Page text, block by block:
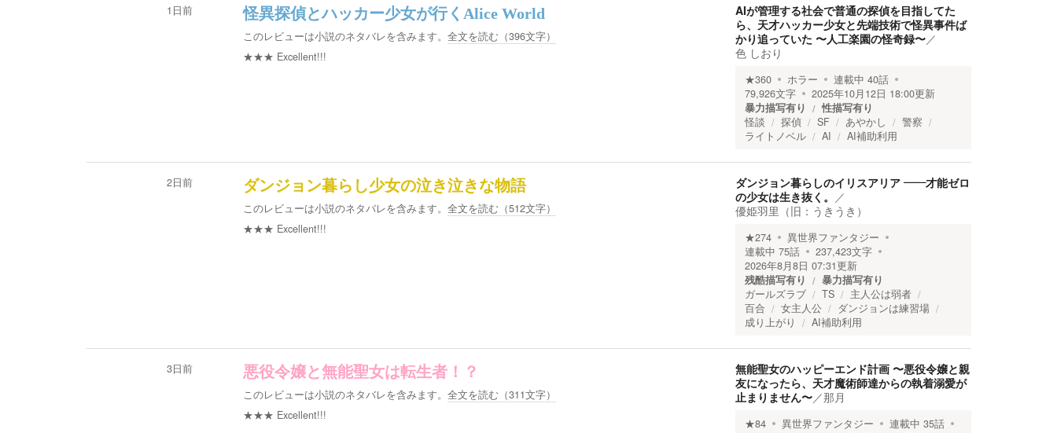
1日前 怪異探偵とハッカー少女が行くAlice World
このレビューは小説のネタバレを含みます。 全文を読む（396文字）
★★★ Excellent!!!
AIが管理する社会で普通の探偵を目指してた
ら、天才ハッカー少女と先端技術で怪異事件ば
かり追っていた 〜人工楽園の怪奇録〜／
色 しおり
★360 ホラー 連載中 40話
79,926文字 2025年10月12日 18:00更新
暴力描写有り
性描写有り
怪談
探偵 SF あやかし
警察
ライトノベル
AI AI補助利用
2日前 ダンジョン暮らし少女の泣き泣きな物語
このレビューは小説のネタバレを含みます。 全文を読む（512文字）
★★★ Excellent!!!
ダンジョン暮らしのイリスアリア ――才能ゼロ
の少女は生き抜く。 ／
優姫羽里（旧：うきうき）
★274
異世界ファンタジー
連載中 75話 237,423文字
2026年8月8日 07:31更新
残酷描写有り
暴力描写有り
ガールズラブ
TS
主人公は弱者
百合
女主人公
ダンジョンは練習場
成り上がり
AI補助利用
3日前 悪役令嬢と無能聖女は転生者！？
このレビューは小説のネタバレを含みます。 全文を読む（311文字）
★★★ Excellent!!!
無能聖女のハッピーエンド計画 〜悪役令嬢と親
友になったら、天才魔術師達からの執着溺愛が
止まりません〜／那月
★84 異世界ファンタジー 連載中 35話